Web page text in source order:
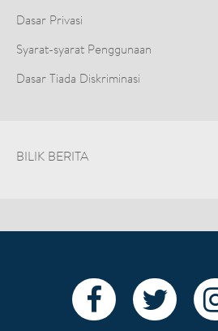
Dasar Privasi
Syarat-syarat Penggunaan
Dasar Tiada Diskriminasi
BILIK BERITA